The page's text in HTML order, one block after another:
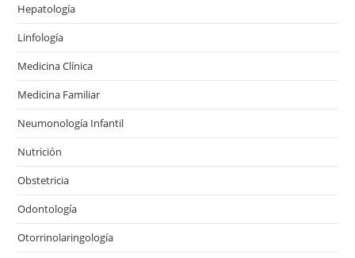
Hepatología
Linfología
Medicina Clínica
Medicina Familiar
Neumonología Infantil
Nutrición
Obstetricia
Odontología
Otorrinolaringología